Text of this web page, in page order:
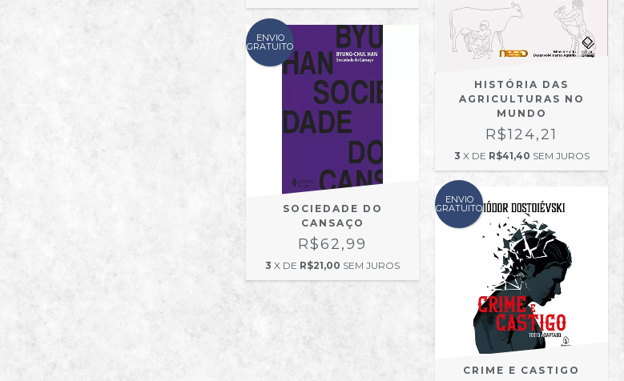
HISTÓRIA DAS
AGRICULTURAS NO
MUNDO
R$124,21
3 X DE R$41,40 SEM JUROS
ENVIO
GRATUITO
SOCIEDADE DO
CANSAÇO
R$62,99
3 X DE R$21,00 SEM JUROS
ENVIO
GRATUITO
CRIME E CASTIGO